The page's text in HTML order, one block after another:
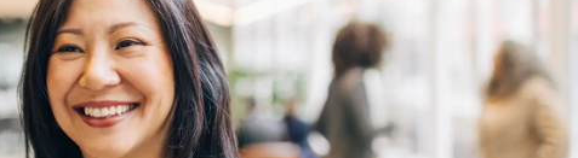
Rooms
Canvas
Información de CX